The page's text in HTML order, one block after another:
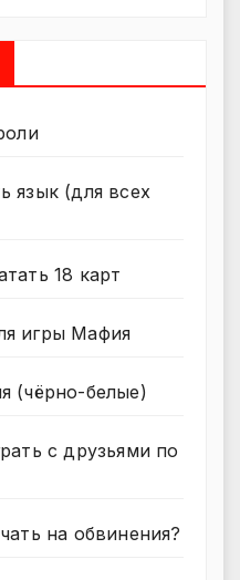
язык (для всех
18 карт
игры Мафия
(чёрно-белые)
с друзьями по
на обвинения?